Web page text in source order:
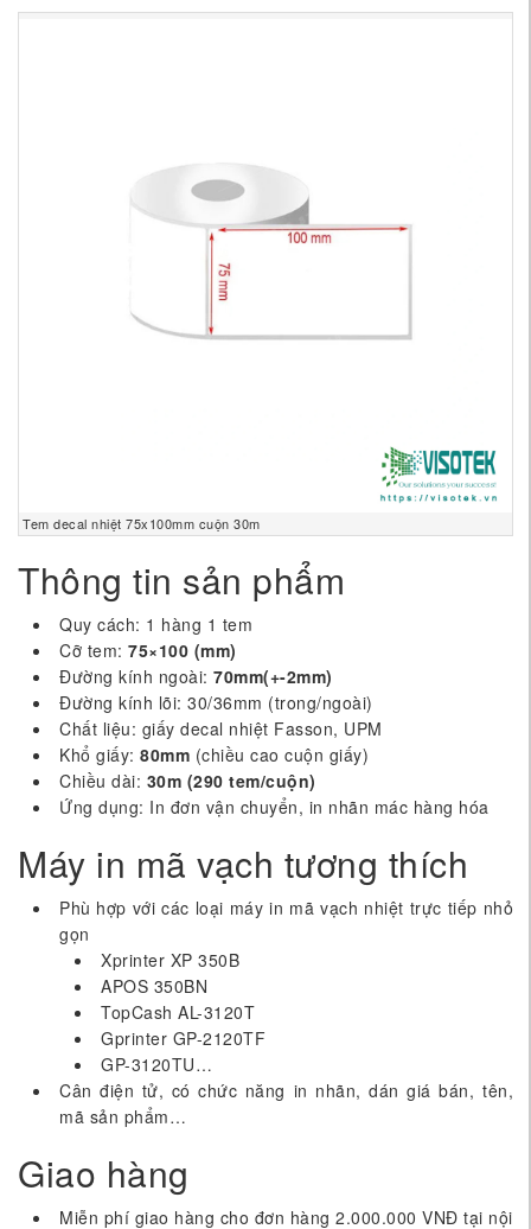
Tem decal nhiệt 75x100mm cuộn 30m
Thông tin sản phẩm
Quy cách: 1 hàng 1 tem
Cỡ tem: 75×100 (mm)
Đường kính ngoài: 70mm(+-2mm)
Đường kính lõi: 30/36mm (trong/ngoài)
Chất liệu: giấy decal nhiệt Fasson, UPM
Khổ giấy: 80mm (chiều cao cuộn giấy)
Chiều dài: 30m (290 tem/cuộn)
Ứng dụng: In đơn vận chuyển, in nhãn mác hàng hóa
Máy in mã vạch tương thích
Phù hợp với các loại máy in mã vạch nhiệt trực tiếp nhỏ
gọn
Xprinter XP 350B
APOS 350BN
TopCash AL-3120T
Gprinter GP-2120TF
GP-3120TU…
Cân điện tử, có chức năng in nhãn, dán giá bán, tên,
mã sản phẩm…
Giao hàng
Miễn phí giao hàng cho đơn hàng 2.000.000 VNĐ tại nội